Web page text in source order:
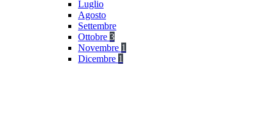
Luglio
Agosto
Settembre
Ottobre 3
Novembre 1
Dicembre 1